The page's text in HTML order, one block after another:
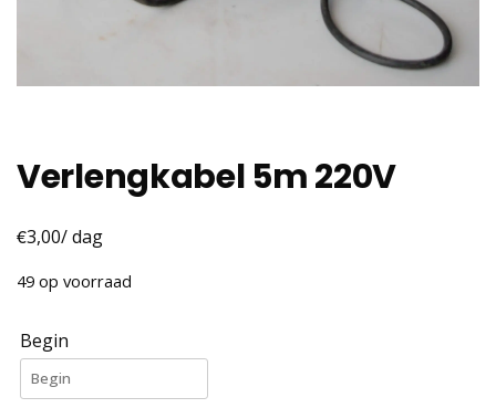
Verlengkabel 5m 220V
€3,00/ dag
49 op voorraad
Begin